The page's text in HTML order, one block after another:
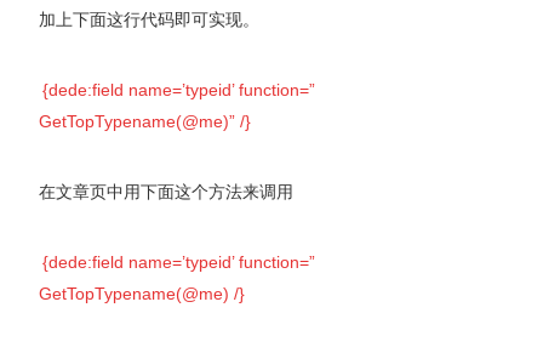
加上下面这行代码即可实现。
{dede:field name=’typeid’ function=”
GetTopTypename(@me)” /}
在文章页中用下面这个方法来调用
{dede:field name=’typeid’ function=”
GetTopTypename(@me) /}